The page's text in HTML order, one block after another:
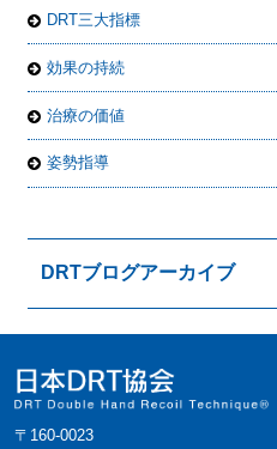
DRT三大指標
効果の持続
治療の価値
姿勢指導
DRTブログアーカイブ
〒160-0023